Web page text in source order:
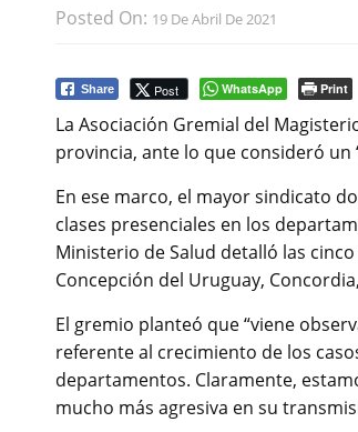
Posted On: 19 De Abril De 2021
Share Post WhatsApp Print
La Asociación Gremial del
provincia, ante lo que consideró un
En ese marco, el mayor sindicato
clases presenciales en los
Ministerio de Salud detalló las
Concepción del Uruguay,
El gremio planteó que “viene
referente al crecimiento de los
departamentos. Claramente,
mucho más agresiva en su